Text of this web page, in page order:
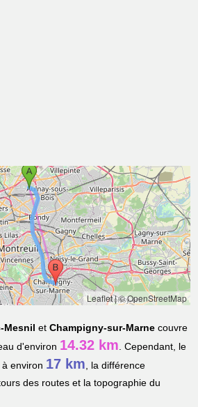
Leaflet|© OpenStreetMap
Mesnil etChampigny-sur-Marne couvre
d'environ 14.32 km. Cependant, le
environ 17 km, la différence
des routes et la topographie du